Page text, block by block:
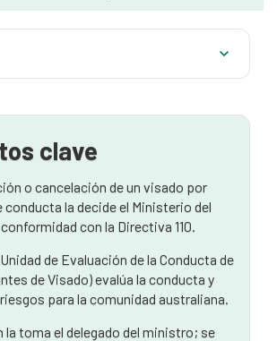
Visado (VACCU)?
se tienen en cuenta durante el
saber si me han denegado o anulado
motivos personales?
clave
o cancelación de un visado por
la decide el Ministerio del
con la Directiva 110.
de Evaluación de la Conducta de
de Visado) evalúa la conducta y
para la comunidad australiana.
la toma el delegado del ministro; se